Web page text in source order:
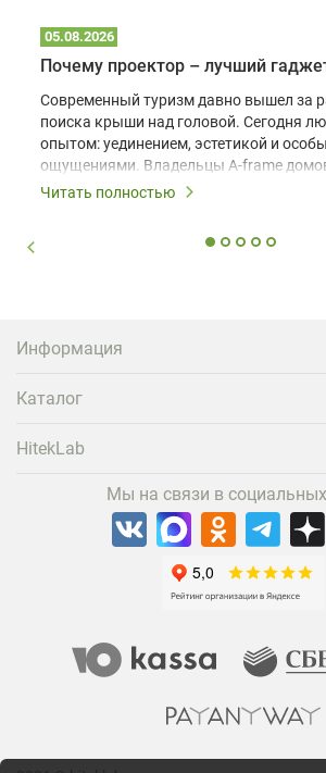
05.08.2026
Современный туризм давно вышел за
поиска крыши над головой. Сегодня
опытом: уединением, эстетикой и
ощущениями. Владельцы A-frame
шале понимают, что конкуренция
вернуться и поделиться впечатлениями
проектора.
Читать полностью
Информация
Каталог
HitekLab
Мы на связи в социальных